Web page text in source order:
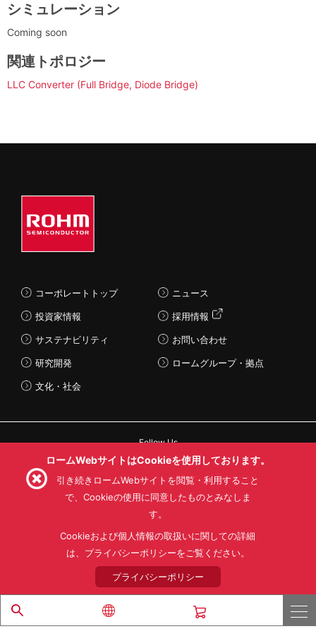
シミュレーション
Coming soon
関連トポロジー
LLC Converter (Full Bridge, Diode Bridge)
コーポレートトップ
投資家情報
サステナビリティ
研究開発
文化・社会
ニュース
採用情報
お問い合わせ
ロームグループ・拠点
Follow Us
利用目的
プライバシーポリシー
サイトマップ
ローム製品の販売に関する標準契約条件書(PDF)
© 1997 - 2026 ROHM CO., LTD. ALL RIGHTS RESERVED.
ロームWebサイトはCookieを使用しております。
引き続きロームWebサイトを閲覧・利用すること
で、Cookieの使用に同意したものとみなしま
す。
Cookieおよび個人情報の取扱いに関しての詳細
は、プライバシーポリシーをご覧ください。
プライバシーポリシー